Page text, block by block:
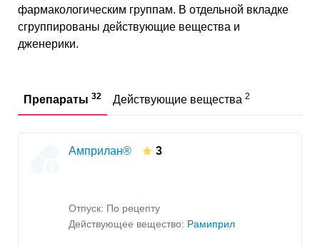
фармакологическим группам. В отдельной вкладке
сгруппированы действующие вещества и
дженерики.
Препараты 32 Действующие вещества 2
Амприлан® 3
Отпуск: По рецепту
Действующее вещество: Рамиприл